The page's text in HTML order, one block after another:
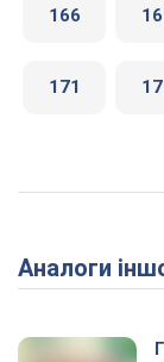
166
171
Аналоги